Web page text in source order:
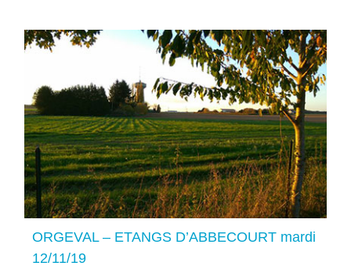
ORGEVAL – ETANGS D’ABBECOURT mardi
12/11/19